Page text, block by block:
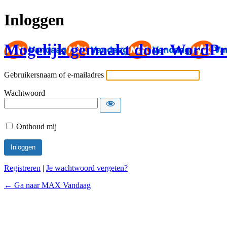
Inloggen
Mogelijk gemaakt door
Gebruikersnaam of e-mailadres
Wachtwoord
Onthoud mij
Registreren | Je wachtwoord vergeten?
← Ga naar MAX Vandaag